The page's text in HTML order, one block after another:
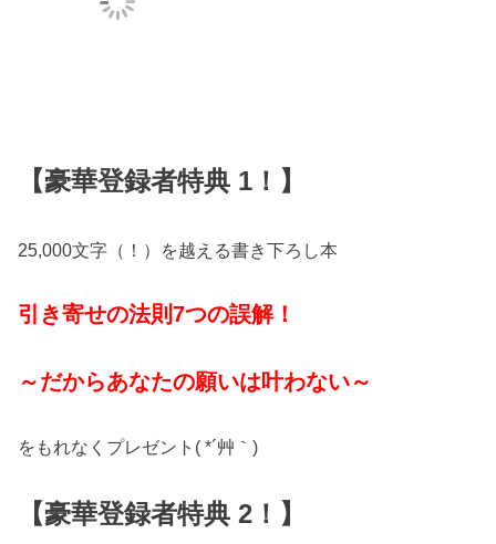
【豪華登録者特典 1！】
25,000文字（！）を越える書き下ろし本
引き寄せの法則7つの誤解！
～だからあなたの願いは叶わない～
をもれなくプレゼント( *´艸｀)
【豪華登録者特典 2！】